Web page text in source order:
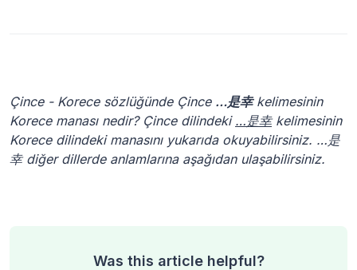
Çince - Korece sözlüğünde Çince …是幸kelimesinin
Korece manası nedir? Çince dilindeki …是幸kelimesinin
Korece dilindeki manasını yukarıda okuyabilirsiniz. …是
幸 diğer dillerde anlamlarına aşağıdan ulaşabilirsiniz.
Was this article helpful?